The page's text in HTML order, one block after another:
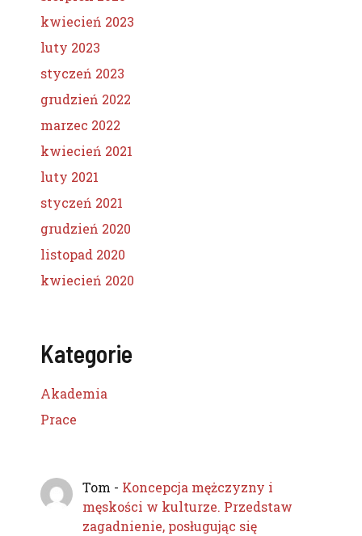
kwiecień 2023
luty 2023
styczeń 2023
grudzień 2022
marzec 2022
kwiecień 2021
luty 2021
styczeń 2021
grudzień 2020
listopad 2020
kwiecień 2020
Kategorie
Akademia
Prace
Tom - Koncepcja mężczyzny i
męskości w kulturze. Przedstaw
zagadnienie, posługując się